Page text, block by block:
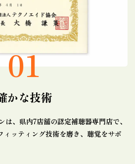
01
かな技術
、県内7店舗の認定補聴器専門店で、
ィッティング技術を磨き、聴覚をサポ